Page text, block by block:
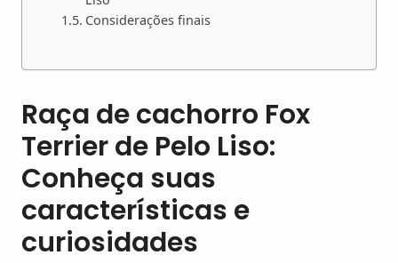
Considerações finais
Raça de cachorro Fox
Terrier de Pelo Liso:
Conheça suas
características e
curiosidades